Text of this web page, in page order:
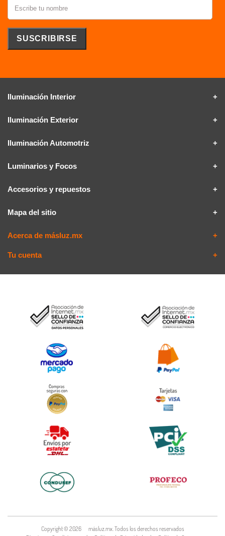
Iluminación Interior
Iluminación Exterior
Iluminación Automotriz
Luminarios y Focos
Accesorios y repuestos
Mapa del sitio
Acerca de másluz.mx
Tu cuenta
Copyright © 2026
másluz.mx. Todos los derechos reservados